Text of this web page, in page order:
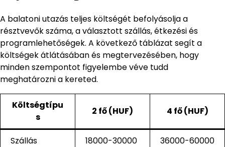
A balatoni utazás teljes költségét befolyásolja a
résztvevők száma, a választott szállás, étkezési és
programlehetőségek. A következő táblázat segít a
költségek átlátásában és megtervezésében, hogy
minden szempontot figyelembe véve tudd
meghatározni a kereted.
Költségtípu
s
2 fő (HUF) 4 fő (HUF)
Szállás 18000-30000
36000-60000